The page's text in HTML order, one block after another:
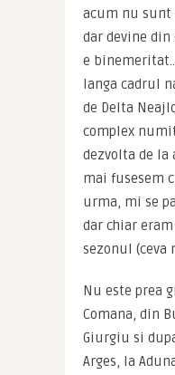
acum nu
dar devine din
e
langa cadrul
de Delta
complex numit
dezvolta de la
mai fusesem
urma, mi se
dar chiar
sezonul (ceva
Nu este prea
Comana, din
Giurgiu si
Arges, la